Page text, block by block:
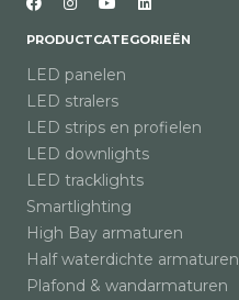
PRODUCTCATEGORIEËN
LED panelen
LED stralers
LED strips en profielen
LED downlights
LED tracklights
Smartlighting
High Bay armaturen
Half waterdichte armaturen
Plafond & wandarmaturen